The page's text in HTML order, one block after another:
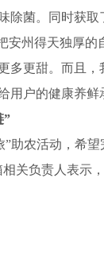
除菌。同时获
安州得天独厚的
多更甜。而且
用户的健康养鲜
”
助农活动，希
关负责人表示